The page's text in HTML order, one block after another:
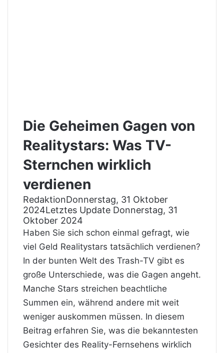
Die Geheimen Gagen von
Realitystars: Was TV-
Sternchen wirklich
verdienen
RedaktionDonnerstag, 31 Oktober
2024Letztes Update Donnerstag, 31
Oktober 2024
Haben Sie sich schon einmal gefragt, wie
viel Geld Realitystars tatsächlich verdienen?
In der bunten Welt des Trash-TV gibt es
große Unterschiede, was die Gagen angeht.
Manche Stars streichen beachtliche
Summen ein, während andere mit weit
weniger auskommen müssen. In diesem
Beitrag erfahren Sie, was die bekanntesten
Gesichter des Reality-Fernsehens wirklich